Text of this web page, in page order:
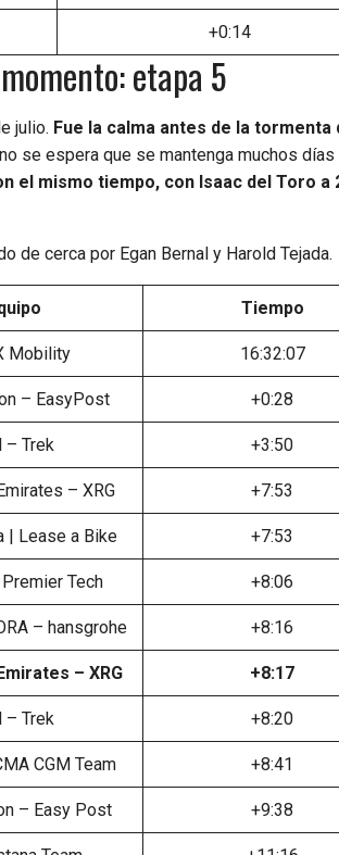
+0:14
etapa 5
julio. Fue la calma antes de la tormenta
se espera que se mantenga muchos días
el mismo tiempo, con Isaac del Toro a
de cerca por Egan Bernal y Harold Tejada.
Tiempo
Mobility 16:32:07
– EasyPost +0:28
– Trek +3:50
– XRG +7:53
| Lease a Bike +7:53
Tech +8:06
– hansgrohe +8:16
– XRG +8:17
– Trek +8:20
CGM Team +8:41
– Easy Post +9:38